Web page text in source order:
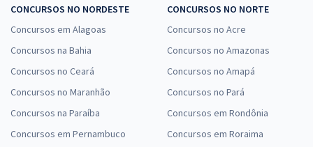
CONCURSOS NO NORDESTE
Concursos em Alagoas
Concursos na Bahia
Concursos no Ceará
Concursos no Maranhão
Concursos na Paraíba
Concursos em Pernambuco
CONCURSOS NO NORTE
Concursos no Acre
Concursos no Amazonas
Concursos no Amapá
Concursos no Pará
Concursos em Rondônia
Concursos em Roraima